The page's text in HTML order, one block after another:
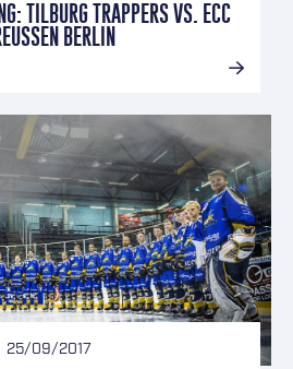
TILBURG TRAPPERS VS. ECC
BERLIN
25/09/2017